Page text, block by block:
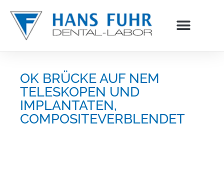
springen
OK BRÜCKE AUF NEM
TELESKOPEN UND
IMPLANTATEN,
COMPOSITEVERBLENDET